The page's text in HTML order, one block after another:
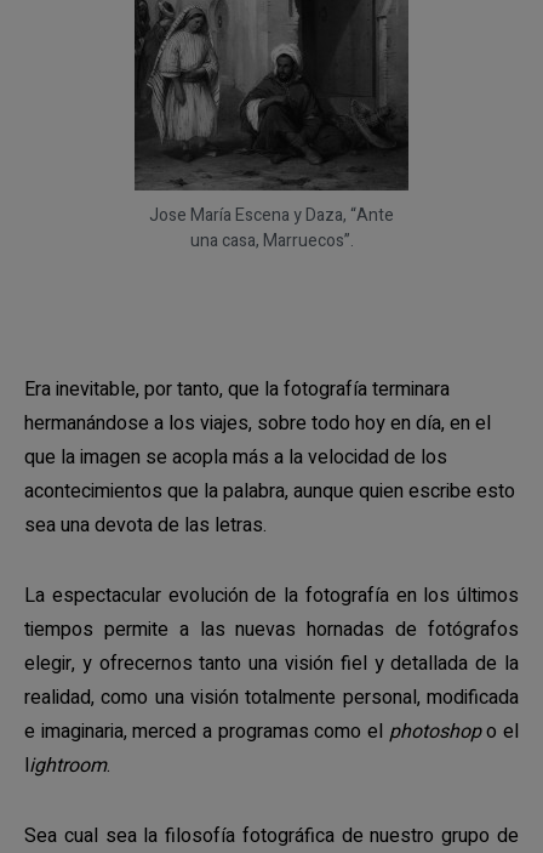
Jose María Escena y Daza, “Ante
una casa, Marruecos”.
Era inevitable, por tanto, que la fotografía terminara
hermanándose a los viajes, sobre todo hoy en día, en el
que la imagen se acopla más a la velocidad de los
acontecimientos que la palabra, aunque quien escribe esto
sea una devota de las letras.
La espectacular evolución de la fotografía en los últimos
tiempos permite a las nuevas hornadas de fotógrafos
elegir, y ofrecernos tanto una visión fiel y detallada de la
realidad, como una visión totalmente personal, modificada
e imaginaria, merced a programas como el photoshopo el
lightroom.
Sea cual sea la filosofía fotográfica de nuestro grupo de